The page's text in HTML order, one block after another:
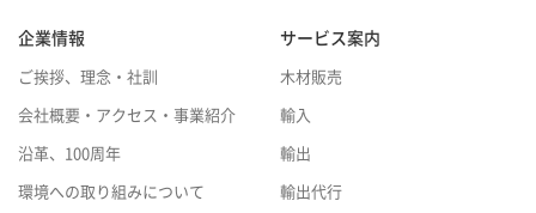
企業情報
ご挨拶、理念・社訓
会社概要・アクセス・事業紹介
沿革、100周年
環境への取り組みについて
サービス案内
木材販売
輸入
輸出
輸出代行